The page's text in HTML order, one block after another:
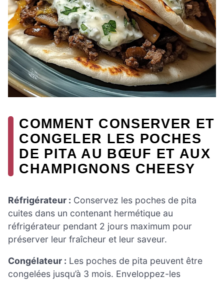
COMMENT CONSERVER ET
CONGELER LES POCHES
DE PITA AU BŒUF ET AUX
CHAMPIGNONS CHEESY
Réfrigérateur : Conservez les poches de pita
cuites dans un contenant hermétique au
réfrigérateur pendant 2 jours maximum pour
préserver leur fraîcheur et leur saveur.
Congélateur : Les poches de pita peuvent être
congelées jusqu’à 3 mois. Enveloppez-les